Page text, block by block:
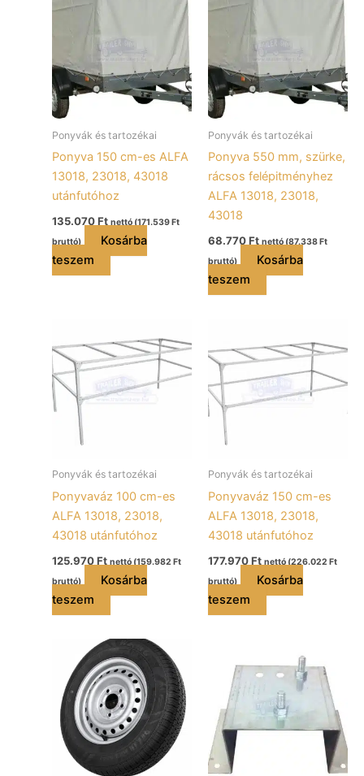
Ponyvák és tartozékai
Ponyva 150 cm-es ALFA
13018, 23018, 43018
utánfutóhoz
135.070Ft nettó (171.539 Ft
bruttó)
Kosárba
teszem
Ponyvák és tartozékai
Ponyva 550 mm, szürke,
rácsos felépitményhez
ALFA 13018, 23018,
43018
68.770Ft nettó (87.338 Ft
bruttó)
Kosárba
teszem
Ponyvák és tartozékai
Ponyvaváz 100 cm-es
ALFA 13018, 23018,
43018 utánfutóhoz
125.970Ft nettó (159.982 Ft
bruttó)
Kosárba
teszem
Ponyvák és tartozékai
Ponyvaváz 150 cm-es
ALFA 13018, 23018,
43018 utánfutóhoz
177.970Ft nettó (226.022 Ft
bruttó)
Kosárba
teszem